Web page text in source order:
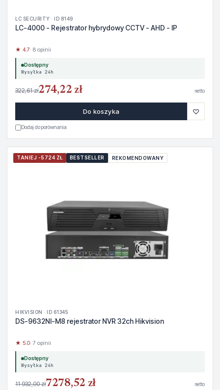
LC SECURITY · ID 8149
LC-4000 - Rejestrator hybrydowy CCTV - AHD - IP
★ 4.7· 8 opinii
Dostępny
Wysyłka 24h
322,61 zł274,22 zł netto
Do koszyka ♡
Dodaj do porównania
TANIEJ -5724 ZŁ BESTSELLER REKOMENDOWANY
HIKVISION · ID 61345
DS-9632NI-M8 rejestrator NVR 32ch Hikvision
★ 5.0· 7 opinii
Dostępny
Wysyłka 24h
11 932,00 zł7278,52 zł netto